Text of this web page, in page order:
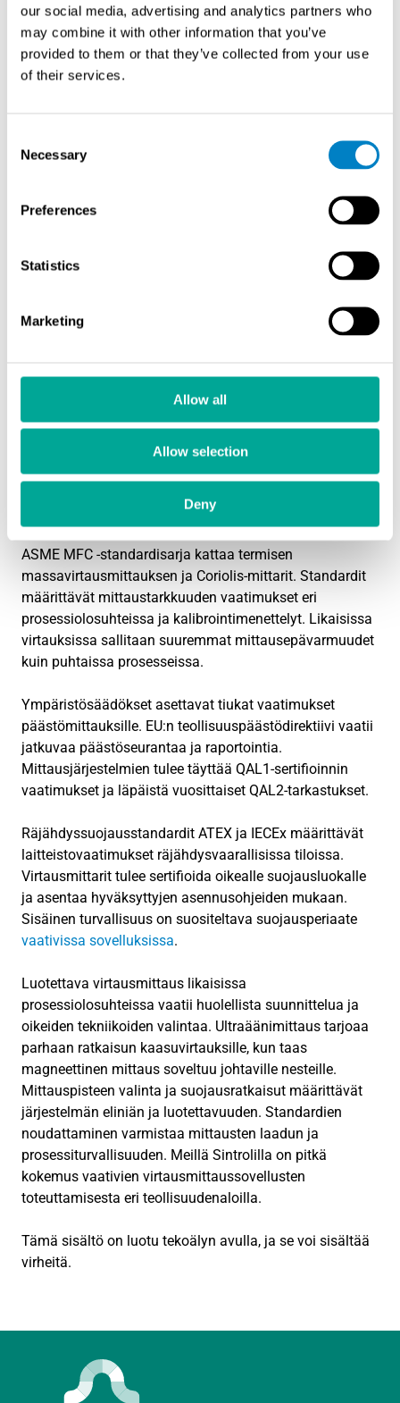
our social media, advertising and analytics partners who
may combine it with other information that you’ve
provided to them or that they’ve collected from your use
of their services.
Selection
Necessary
Preferences
Statistics
Marketing
Allow all
Allow selection
Deny
huoltotasoineen ja nostolaitteineen. Vara-anturit ja
ohitusmahdollisuus varmistavat prosessin jatkuvuuden
huoltotöiden aikana. Eliniän maksimoimiseksi käytetään
kulutusta kestäviä materiaaleja ja säännöllistä
Mitkä standardit ja säädökset
teollisuudessa?
ISO 5167 määrittää differentiaalipaineen mittauksen
vaatimukset, ASME MFC kattaa massavirtausmittarit ja
Ympäristösäädökset asettavat tarkkuusvaatimukset
päästömittauksille, kun taas turvallisuusstandardit
ISO 5167 -standardi on perusstandardi
differentiaalipaineen mittaukselle. Se määrittää
mittausputkien toleranssit, asennusvaatimukset ja
kalibrointimenettelyt. Standardi vaatii dokumentoidun
ASME MFC -standardisarja kattaa termisen
massavirtausmittauksen ja Coriolis-mittarit. Standardit
määrittävät mittaustarkkuuden vaatimukset eri
prosessiolosuhteissa ja kalibrointimenettelyt. Likaisissa
virtauksissa sallitaan suuremmat mittausepävarmuudet
kuin puhtaissa prosesseissa.
Ympäristösäädökset asettavat tiukat vaatimukset
päästömittauksille. EU:n teollisuuspäästödirektiivi vaatii
jatkuvaa päästöseurantaa ja raportointia.
Mittausjärjestelmien tulee täyttää QAL1-sertifioinnin
vaatimukset ja läpäistä vuosittaiset QAL2-tarkastukset.
Räjähdyssuojausstandardit ATEX ja IECEx määrittävät
laitteistovaatimukset räjähdysvaarallisissa tiloissa.
Virtausmittarit tulee sertifioida oikealle suojausluokalle
ja asentaa hyväksyttyjen asennusohjeiden mukaan.
Sisäinen turvallisuus on suositeltava suojausperiaate
vaativissa sovelluksissa.
Luotettava virtausmittaus likaisissa
prosessiolosuhteissa vaatii huolellista suunnittelua ja
oikeiden tekniikoiden valintaa. Ultraäänimittaus tarjoaa
parhaan ratkaisun kaasuvirtauksille, kun taas
magneettinen mittaus soveltuu johtaville nesteille.
Mittauspisteen valinta ja suojausratkaisut määrittävät
järjestelmän eliniän ja luotettavuuden. Standardien
noudattaminen varmistaa mittausten laadun ja
prosessiturvallisuuden. Meillä Sintrolilla on pitkä
kokemus vaativien virtausmittaussovellusten
toteuttamisesta eri teollisuudenaloilla.
Tämä sisältö on luotu tekoälyn avulla, ja se voi sisältää
virheitä.